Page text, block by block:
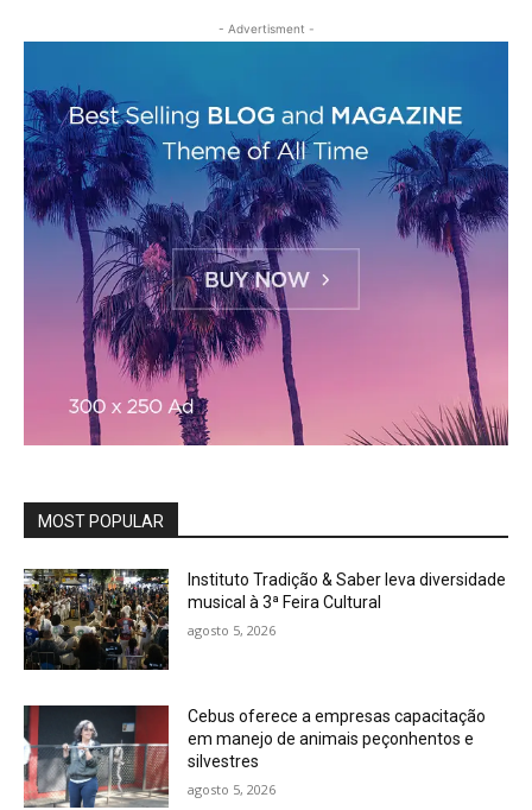
- Advertisment -
MOST POPULAR
Instituto Tradição & Saber leva diversidade
musical à 3ª Feira Cultural
agosto 5, 2026
Cebus oferece a empresas capacitação
em manejo de animais peçonhentos e
silvestres
agosto 5, 2026